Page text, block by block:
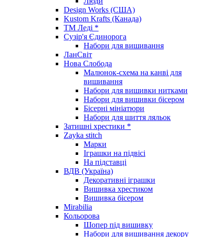
Design Works (США)
Kustom Krafts (Канада)
ТМ Леді *
Сузір'я Єдинорога
Набори для вишивання
ЛанСвіт
Нова Слобода
Малюнок-схема на канві для
вишивання
Набори для вишивки нитками
Набори для вишивки бісером
Бісерні мініатюри
Набори для шиття ляльок
Затишні хрестики *
Zayka stitch
Марки
Іграшки на підвісі
На підставці
ВДВ (Україна)
Декоративні іграшки
Вишивка хрестиком
Вишивка бісером
Mirabilia
Кольорова
Шопер під вишивку
Набори для вишивання декору